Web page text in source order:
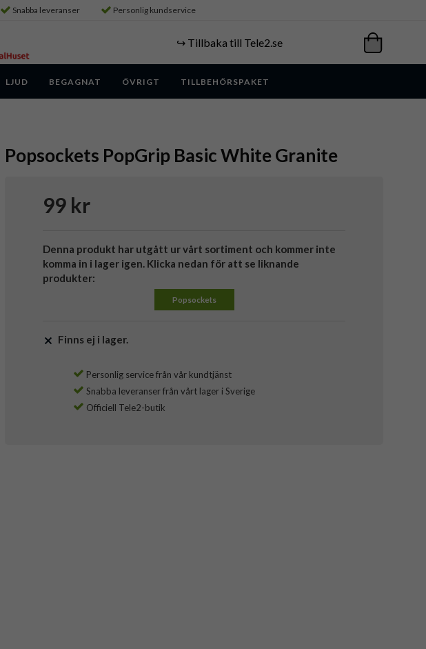
Snabba leveranser Personlig kundservice
↪️ Tillbaka till Tele2.se
LJUD BEGAGNAT ÖVRIGT TILLBEHÖRSPAKET
Popsockets PopGrip Basic White Granite
99 kr
Denna produkt har utgått ur vårt sortiment och kommer inte
komma in i lager igen. Klicka nedan för att se liknande
produkter:
Popsockets
Finns ej i lager.
Personlig service från vår kundtjänst
Snabba leveranser från vårt lager i Sverige
Officiell Tele2-butik